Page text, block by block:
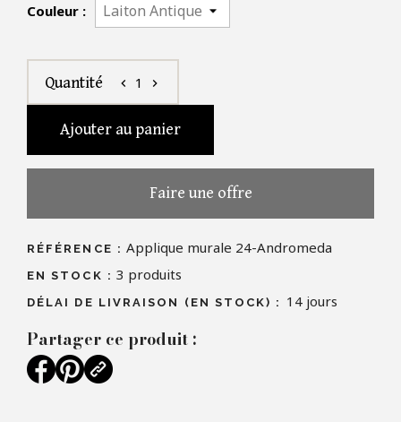
Couleur :
Quantité chevron_left 1 chevron_right
Ajouter au panier
Faire une offre
RÉFÉRENCE : Applique murale 24-Andromeda
EN STOCK : 3 produits
DÉLAI DE LIVRAISON (EN STOCK) : 14 jours
Partager ce produit :